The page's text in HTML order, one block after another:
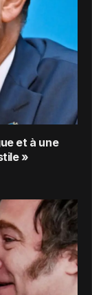
et à une
»